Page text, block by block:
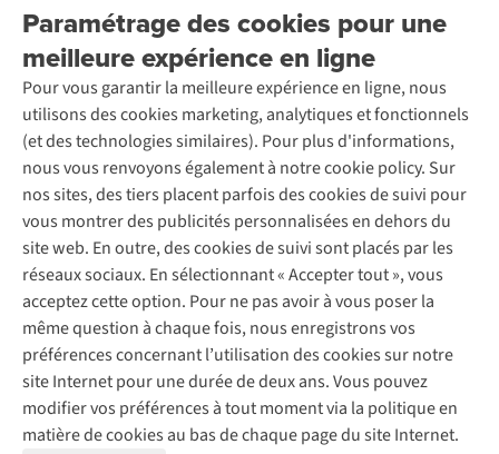
Paramétrage des cookies pour une
meilleure expérience en ligne
Pour vous garantir la meilleure expérience en ligne, nous
utilisons des cookies marketing, analytiques et fonctionnels
(et des technologies similaires). Pour plus d'informations,
nous vous renvoyons également à notre cookie policy. Sur
nos sites, des tiers placent parfois des cookies de suivi pour
vous montrer des publicités personnalisées en dehors du
site web. En outre, des cookies de suivi sont placés par les
réseaux sociaux. En sélectionnant « Accepter tout », vous
acceptez cette option. Pour ne pas avoir à vous poser la
même question à chaque fois, nous enregistrons vos
préférences concernant l’utilisation des cookies sur notre
site Internet pour une durée de deux ans. Vous pouvez
modifier vos préférences à tout moment via la politique en
matière de cookies au bas de chaque page du site Internet.
Rétractation d'une commande
Entretien & réparations
Garantie
Contactez-nous
À propos d’Ayacucho
Nos magasins
À propos d’A.S.Adventure
Déclaration d'accessibilité
Location / Location sports d’hiver
Entretien de ski
Service de lavage
Entretien de chaussures
Réparation de chaussures
Réparation de vêtements
Retouches
Pour les entreprises
Découvrez
A.S.Magazine
Explore Camp
Gear Check
Expertise & conseils
Abonnez-vous à la newsletter
Suivez-nous
Mentions légales
Politique de confidentialité
Conditions générales
Cookie Policy